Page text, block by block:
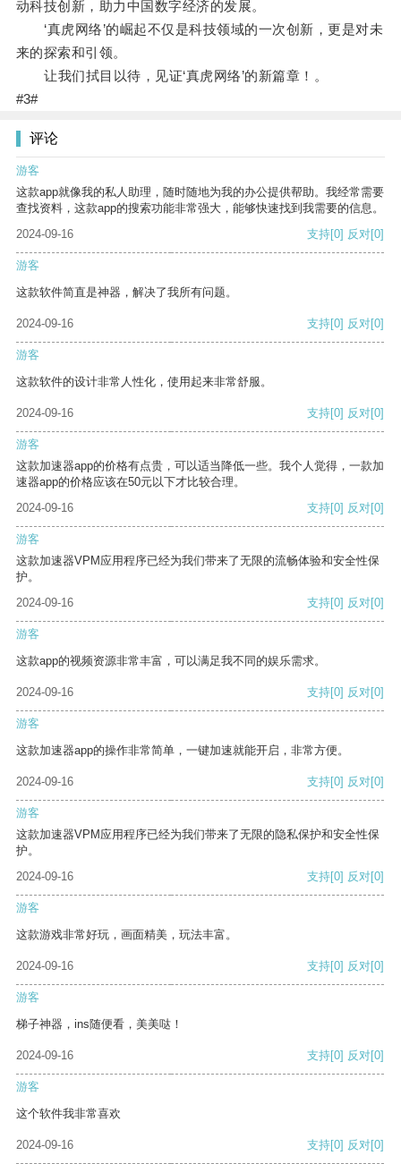
动科技创新，助力中国数字经济的发展。
‘真虎网络’的崛起不仅是科技领域的一次创新，更是对未
来的探索和引领。
让我们拭目以待，见证‘真虎网络’的新篇章！。
#3#
评论
游客
这款app就像我的私人助理，随时随地为我的办公提供帮助。我经常需要
查找资料，这款app的搜索功能非常强大，能够快速找到我需要的信息。
2024-09-16
支持[0] 反对[0]
游客
这款软件简直是神器，解决了我所有问题。
2024-09-16 支持[0] 反对[0]
游客
这款软件的设计非常人性化，使用起来非常舒服。
2024-09-16 支持[0] 反对[0]
游客
这款加速器app的价格有点贵，可以适当降低一些。我个人觉得，一款加
速器app的价格应该在50元以下才比较合理。
2024-09-16
支持[0] 反对[0]
游客
这款加速器VPM应用程序已经为我们带来了无限的流畅体验和安全性保
护。
2024-09-16
支持[0] 反对[0]
游客
这款app的视频资源非常丰富，可以满足我不同的娱乐需求。
2024-09-16 支持[0] 反对[0]
游客
这款加速器app的操作非常简单，一键加速就能开启，非常方便。
2024-09-16 支持[0] 反对[0]
游客
这款加速器VPM应用程序已经为我们带来了无限的隐私保护和安全性保
护。
2024-09-16
支持[0] 反对[0]
游客
这款游戏非常好玩，画面精美，玩法丰富。
2024-09-16 支持[0] 反对[0]
游客
梯子神器，ins随便看，美美哒！
2024-09-16 支持[0] 反对[0]
游客
这个软件我非常喜欢
2024-09-16 支持[0] 反对[0]